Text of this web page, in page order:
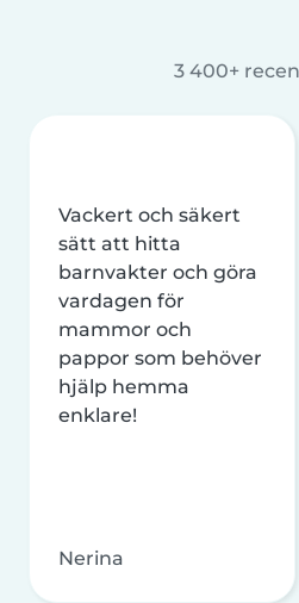
3 400+
Vackert och säkert
sätt att hitta
barnvakter och göra
vardagen för
mammor och
pappor som behöver
hjälp hemma
enklare!
Nerina